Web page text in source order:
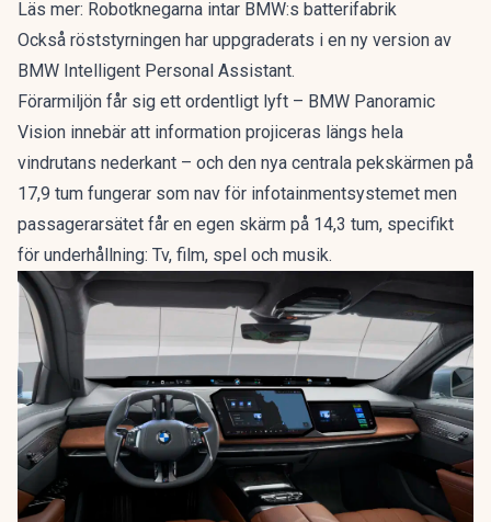
Läs mer: Robotknegarna intar BMW:s batterifabrik
Också röststyrningen har uppgraderats i en ny version av
BMW Intelligent Personal Assistant.
Förarmiljön får sig ett ordentligt lyft – BMW Panoramic
Vision innebär att information projiceras längs hela
vindrutans nederkant – och den nya centrala pekskärmen på
17,9 tum fungerar som nav för infotainmentsystemet men
passagerarsätet får en egen skärm på 14,3 tum, specifikt
för underhållning: Tv, film, spel och musik.